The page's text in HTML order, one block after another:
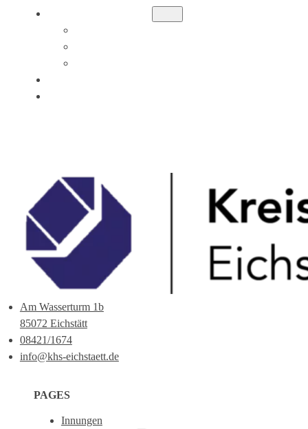
Am Wasserturm 1b
85072 Eichstätt
08421/1674
info@khs-eichstaett.de
PAGES
Innungen